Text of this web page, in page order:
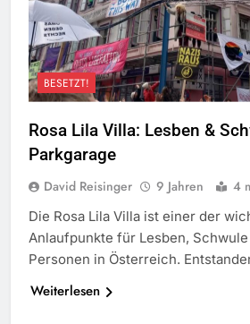
BESETZT!
Rosa Lila Villa: Lesben &
Parkgarage
David Reisinger 9 Jahren 4
Die Rosa Lila Villa ist einer der
Anlaufpunkte für Lesben,
Personen in Österreich.
Weiterlesen